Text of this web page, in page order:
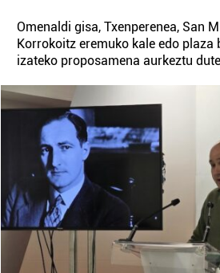
Omenaldi gisa, Txenperenea, San
Korrokoitz eremuko kale edo plaza
izateko proposamena aurkeztu